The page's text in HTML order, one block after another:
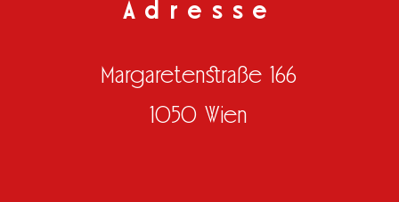
Adresse
Margaretenstraße 166
1050 Wien